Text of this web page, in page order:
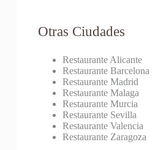
Otras Ciudades
Restaurante Alicante
Restaurante Barcelona
Restaurante Madrid
Restaurante Malaga
Restaurante Murcia
Restaurante Sevilla
Restaurante Valencia
Restaurante Zaragoza